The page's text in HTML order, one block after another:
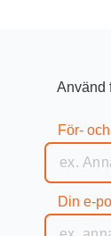
Använd
För-
Din e-